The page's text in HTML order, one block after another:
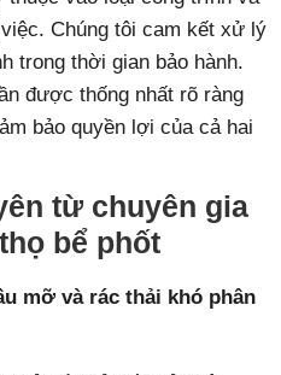
Chúng tôi cam kết xử lý
trong thời gian bảo hành.
được thống nhất rõ ràng
bảo quyền lợi của cả hai
từ chuyên gia
bể phốt
mỡ và rác thải khó phân